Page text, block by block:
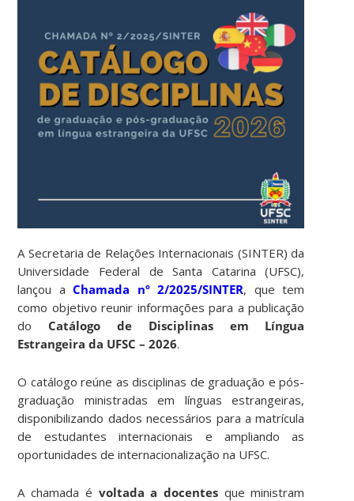
A Secretaria de Relações Internacionais (SINTER) da
Universidade Federal de Santa Catarina (UFSC),
lançou aChamada nº 2/2025/SINTER, que tem
como objetivo reunir informações para a publicação
do Catálogo de Disciplinas em Língua
Estrangeira da UFSC – 2026.
O catálogo reúne as disciplinas de graduação e pós-
graduação ministradas em línguas estrangeiras,
disponibilizando dados necessários para a matrícula
de estudantes internacionais e ampliando as
oportunidades de internacionalização na UFSC.
A chamada é voltada a docentesque ministram